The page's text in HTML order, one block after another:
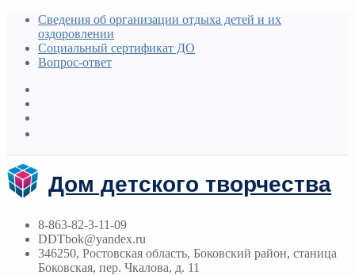
Сведения об организации отдыха детей и их
оздоровлении
Социальный сертификат ДО
Вопрос-ответ
Дом детского творчества
8-863-82-3-11-09
DDTbok@yandex.ru
346250, Ростовская область, Боковский район, станица
Боковская, пер. Чкалова, д. 11